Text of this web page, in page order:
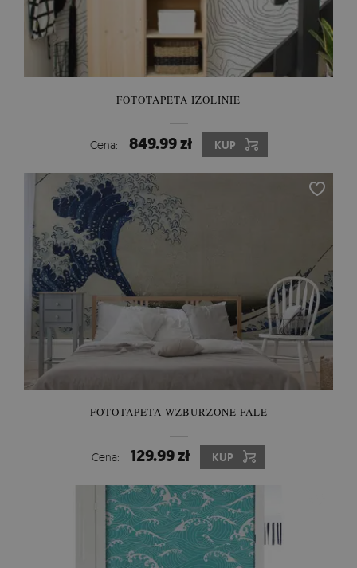
FOTOTAPETA IZOLINIE
Cena: 849.99 zł KUP
FOTOTAPETA WZBURZONE FALE
Cena: 129.99 zł KUP